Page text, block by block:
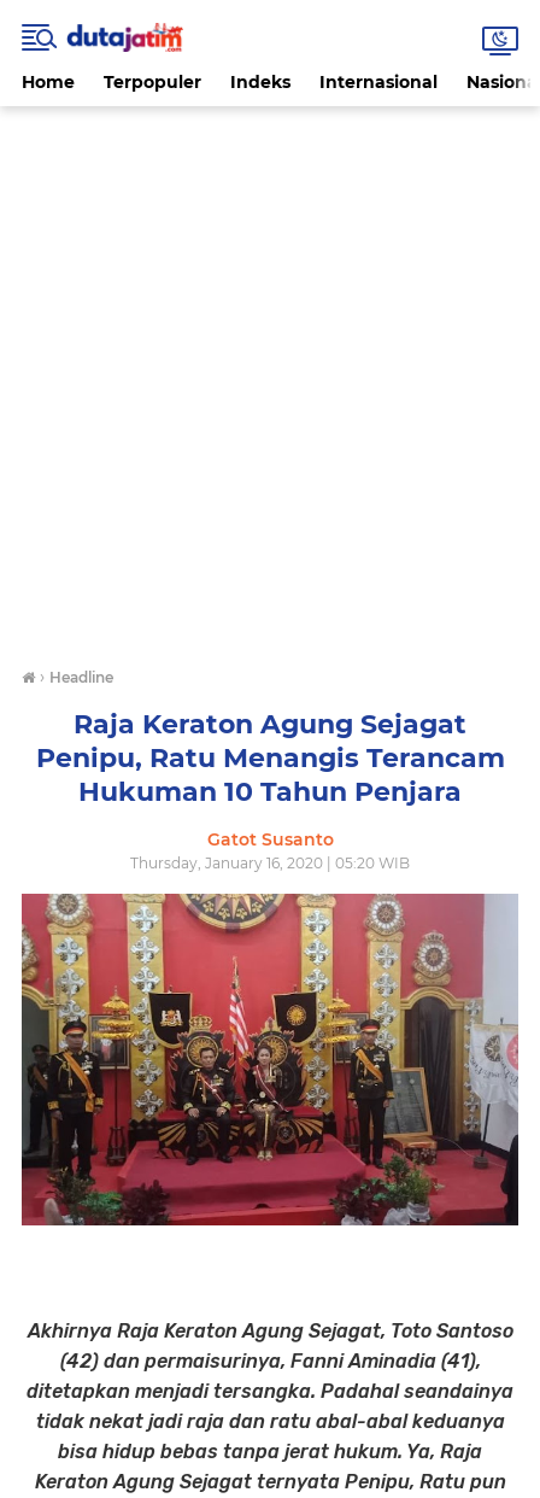
Home Terpopuler Indeks Internasional
› Headline
Raja Keraton Agung Sejagat
Penipu, Ratu Menangis Terancam
Hukuman 10 Tahun Penjara
Gatot Susanto
Thursday, January 16, 2020 | 05:20 WIB
Akhirnya Raja Keraton Agung Sejagat, Toto Santoso
(42) dan permaisurinya, Fanni Aminadia (41),
ditetapkan menjadi tersangka. Padahal seandainya
tidak nekat jadi raja dan ratu abal-abal keduanya
bisa hidup bebas tanpa jerat hukum. Ya, Raja
Keraton Agung Sejagat ternyata Penipu, Ratu pun